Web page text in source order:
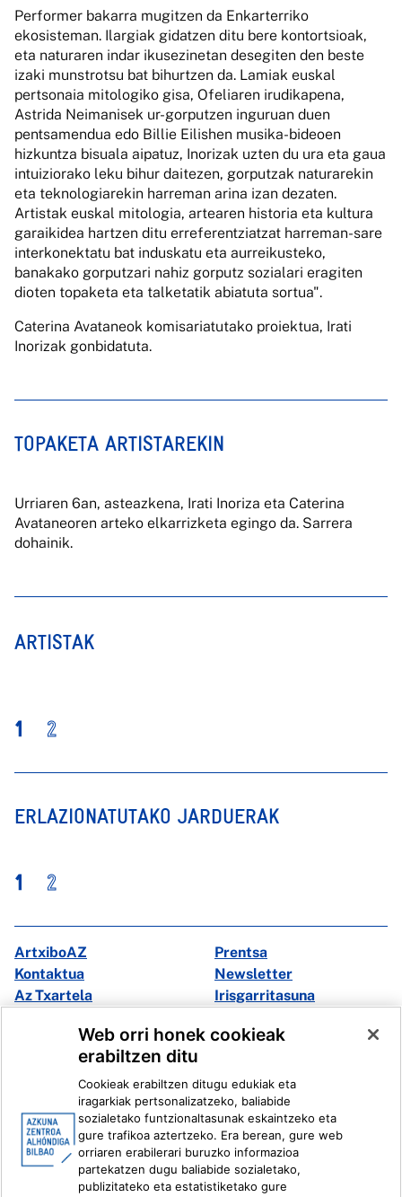
Performer bakarra mugitzen da Enkarterriko
ekosisteman. Ilargiak gidatzen ditu bere kontortsioak,
eta naturaren indar ikusezinetan desegiten den beste
izaki munstrotsu bat bihurtzen da. Lamiak euskal
pertsonaia mitologiko gisa, Ofeliaren irudikapena,
Astrida Neimanisek ur-gorputzen inguruan duen
pentsamendua edo Billie Eilishen musika-bideoen
hizkuntza bisuala aipatuz, Inorizak uzten du ura eta gaua
intuiziorako leku bihur daitezen, gorputzak naturarekin
eta teknologiarekin harreman arina izan dezaten.
Artistak euskal mitologia, artearen historia eta kultura
garaikidea hartzen ditu erreferentziatzat harreman-sare
interkonektatu bat induskatu eta aurreikusteko,
banakako gorputzari nahiz gorputz sozialari eragiten
dioten topaketa eta talketatik abiatuta sortua".
Caterina Avataneok komisariatutako proiektua, Irati
Inorizak gonbidatuta.
TOPAKETA ARTISTAREKIN
Urriaren 6an, asteazkena, Irati Inoriza eta Caterina
Avataneoren arteko elkarrizketa egingo da. Sarrera
dohainik.
ARTISTAK
1 2
ERLAZIONATUTAKO JARDUERAK
1 2
ArtxiboAZ
Prentsa
Kontaktua
Newsletter
Az Txartela
Irisgarritasuna
Instagram
Youtube
Linkedin
Ivoox
Lege informazioa Barneko Informazio Sistema
Web orri honek cookieak
erabiltzen ditu
Cookieak erabiltzen ditugu edukiak eta
iragarkiak pertsonalizatzeko, baliabide
sozialetako funtzionaltasunak eskaintzeko eta
gure trafikoa aztertzeko. Era berean, gure web
orriaren erabilerari buruzko informazioa
partekatzen dugu baliabide sozialetako,
publizitateko eta estatistiketako gure